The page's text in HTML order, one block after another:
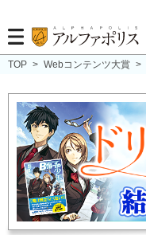
TOP > Webコンテンツ大賞 >